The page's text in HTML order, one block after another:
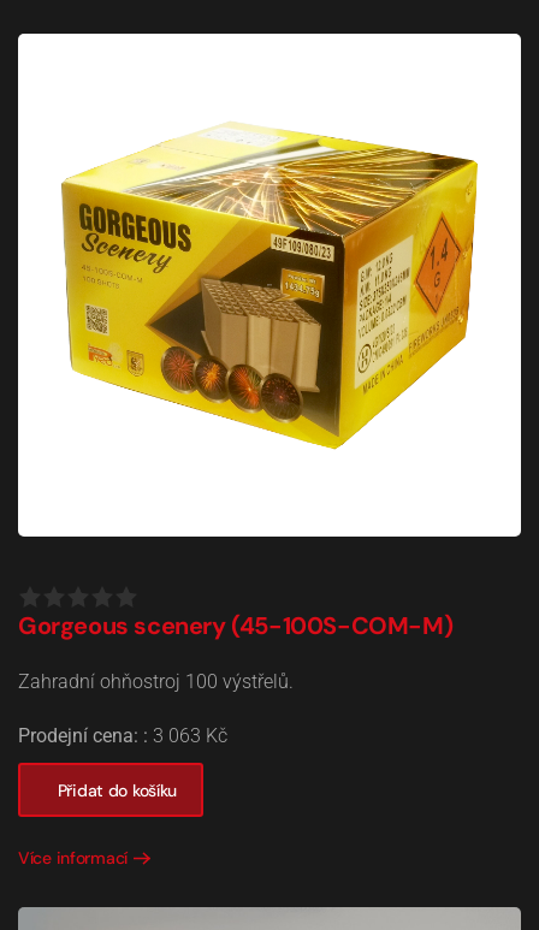
Gorgeous scenery (45-100S-COM-M)
Zahradní ohňostroj 100 výstřelů.
Prodejní cena: : 3 063 Kč
Přidat do košíku
Více informací